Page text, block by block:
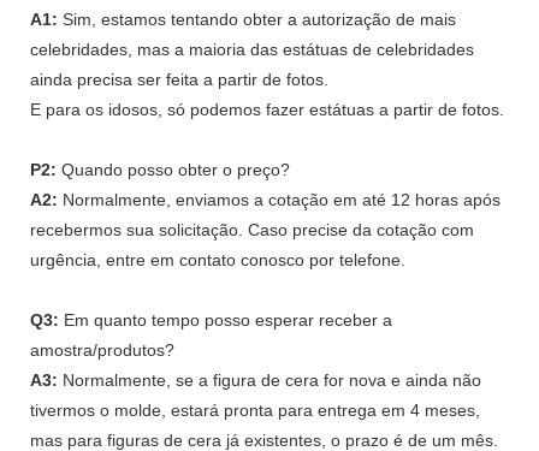
A1: Sim, estamos tentando obter a autorização de mais
celebridades, mas a maioria das estátuas de celebridades
ainda precisa ser feita a partir de fotos.
E para os idosos, só podemos fazer estátuas a partir de fotos.
P2: Quando posso obter o preço?
A2: Normalmente, enviamos a cotação em até 12 horas após
recebermos sua solicitação. Caso precise da cotação com
urgência, entre em contato conosco por telefone.
Q3: Em quanto tempo posso esperar receber a
amostra/produtos?
A3: Normalmente, se a figura de cera for nova e ainda não
tivermos o molde, estará pronta para entrega em 4 meses,
mas para figuras de cera já existentes, o prazo é de um mês.